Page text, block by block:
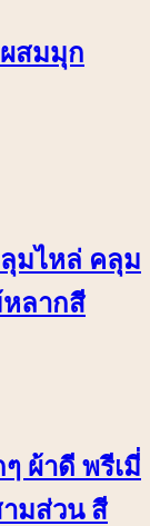
ผสมมุก
มไหล่ คลุม
ลากสี
ผ้าดี พรีเมี่
ามส่วน สี